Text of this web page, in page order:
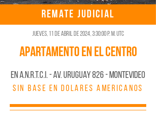
REMATE JUDICIAL
jueves, 11 de abril de 2024, 3:30:00 p. m. UTC
APARTAMENTO EN EL CENTRO
En A.N.R.T.C.I. - AV. URUGUAY 826 - MONTEVIDEO
SIN BASE EN DOLARES AMERICANOS